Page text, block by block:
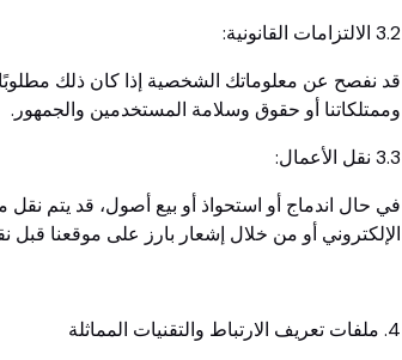
3.2 الالتزامات القانونية:
قد نفصح عن معلوماتك الشخصية إذا كان ذلك
وممتلكاتنا أو حقوق وسلامة المستخدمين والجمهور.
3.3 نقل الأعمال:
في حال اندماج أو استحواذ أو بيع أصول، قد يتم
الإلكتروني أو من خلال إشعار بارز على موقعنا
4. ملفات تعريف الارتباط والتقنيات المماثلة